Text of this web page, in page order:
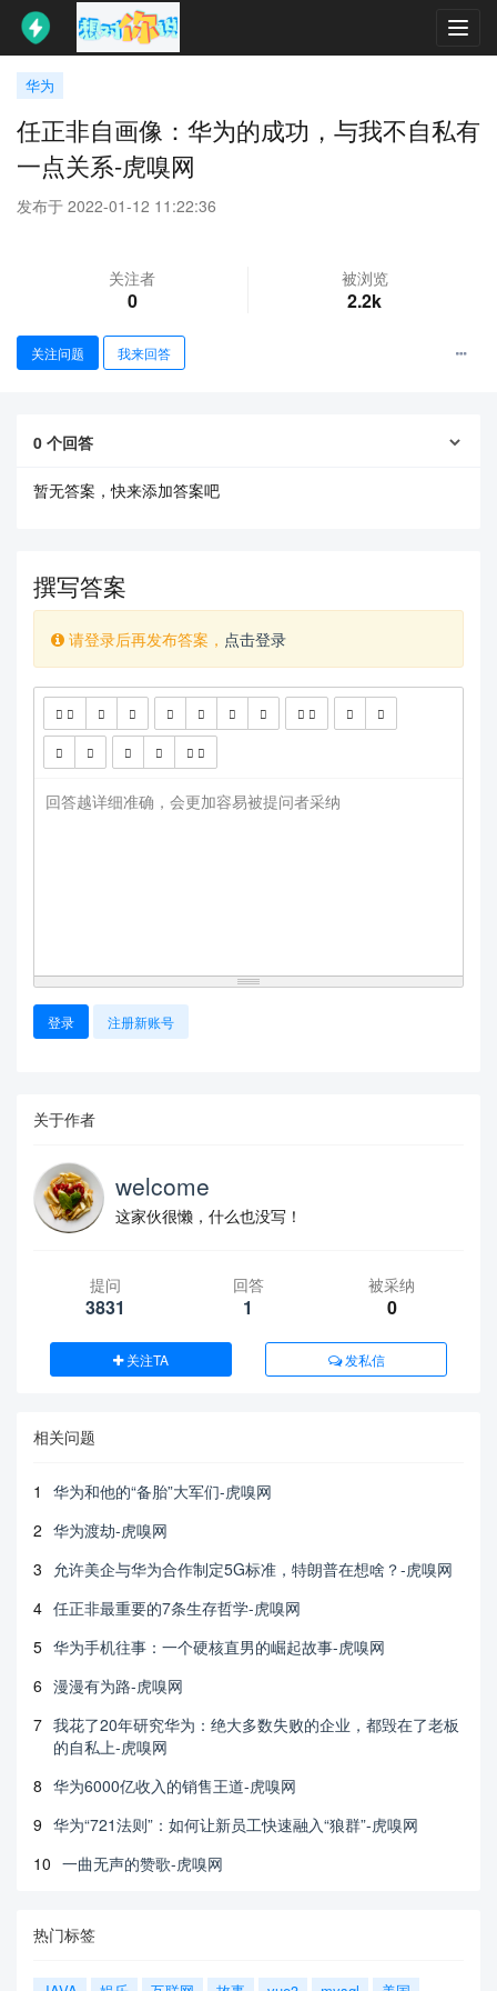
华为
任正非自画像：华为的成功，与我不自私有
一点关系-虎嗅网
发布于 2022-01-12 11:22:36
查看更多
关注者
0
被浏览
2.2k
关注问题 我来回答
0 个回答
暂无答案，快来添加答案吧
撰写答案
请登录后再发布答案， 点击登录
回答越详细准确，会更加容易被提问者采纳
登录 注册新账号
关于作者
welcome
这家伙很懒，什么也没写！
提问
3831
回答
1
被采纳
0
关注TA 发私信
相关问题
1
华为和他的“备胎”大军们-虎嗅网
2 华为渡劫-虎嗅网
3 允许美企与华为合作制定5G标准，特朗普在想啥？-虎嗅网
4 任正非最重要的7条生存哲学-虎嗅网
5 华为手机往事：一个硬核直男的崛起故事-虎嗅网
6 漫漫有为路-虎嗅网
7 我花了20年研究华为：绝大多数失败的企业，都毁在了老板
的自私上-虎嗅网
8 华为6000亿收入的销售王道-虎嗅网
9 华为“721法则”：如何让新员工快速融入“狼群”-虎嗅网
10 一曲无声的赞歌-虎嗅网
热门标签